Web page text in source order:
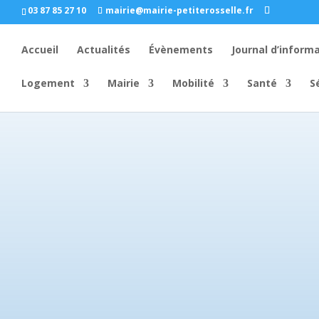
03 87 85 27 10 mairie@mairie-petiterosselle.fr
Accueil Actualités Évènements Journal
Logement Mairie Mobilité Santé